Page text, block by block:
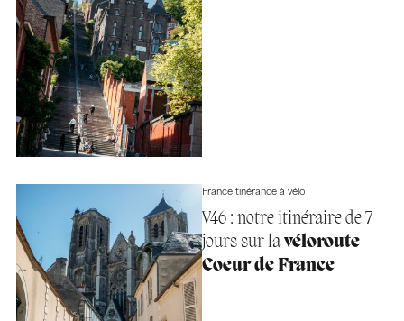
FranceItinérance à vélo
V46 : notre itinéraire de 7
jours sur lavéloroute
Coeur de France